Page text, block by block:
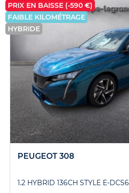
PRIX EN BAISSE (-590 €)
FAIBLE KILOMÉTRAGE
HYBRIDE
PEUGEOT 308
1.2 HYBRID 136CH STYLE E-DCS6